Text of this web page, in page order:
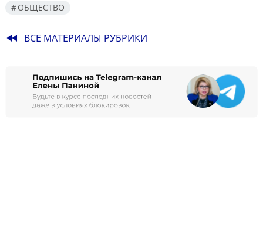
ОБЩЕСТВО
fast_rewind ВСЕ МАТЕРИАЛЫ РУБРИКИ